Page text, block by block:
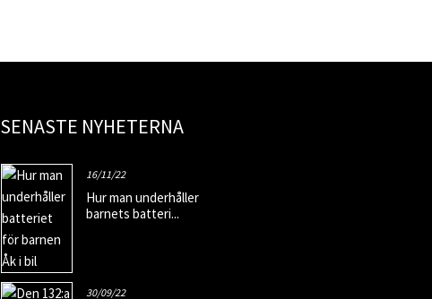
SENASTE NYHETERNA
16/11/22
Hur man underhåller
barnets batteri...
30/09/22